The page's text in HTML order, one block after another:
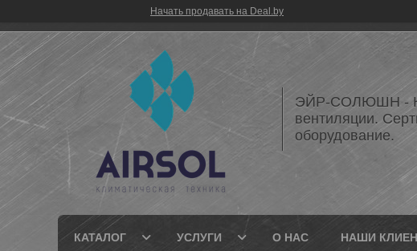
Начать продавать на Deal.by
ЭЙР-СОЛЮШН -
вентиляции.
оборудование.
КАТАЛОГ УСЛУГИ О НАС НАШИ